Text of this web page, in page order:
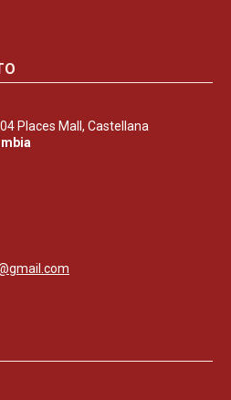
Places Mall, Castellana